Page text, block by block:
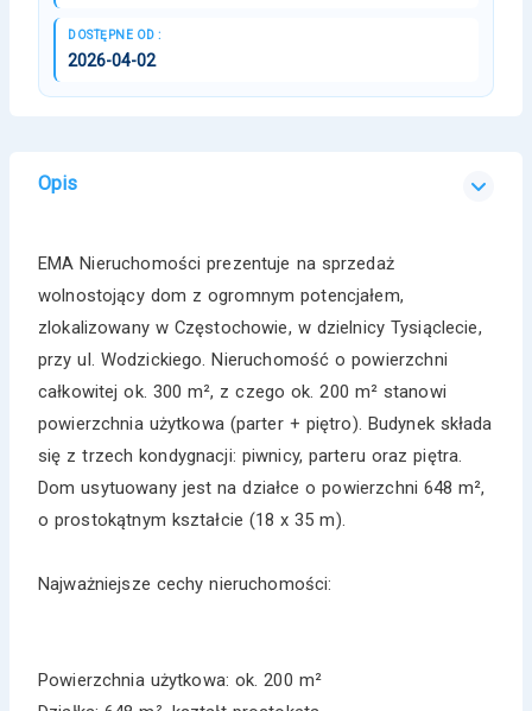
DOSTĘPNE OD :
2026-04-02
Opis
EMA Nieruchomości prezentuje na sprzedaż
wolnostojący dom z ogromnym potencjałem,
zlokalizowany w Częstochowie, w dzielnicy Tysiąclecie,
przy ul. Wodzickiego. Nieruchomość o powierzchni
całkowitej ok. 300 m², z czego ok. 200 m² stanowi
powierzchnia użytkowa (parter + piętro). Budynek składa
się z trzech kondygnacji: piwnicy, parteru oraz piętra.
Dom usytuowany jest na działce o powierzchni 648 m²,
o prostokątnym kształcie (18 x 35 m).
Najważniejsze cechy nieruchomości:
Powierzchnia użytkowa: ok. 200 m²